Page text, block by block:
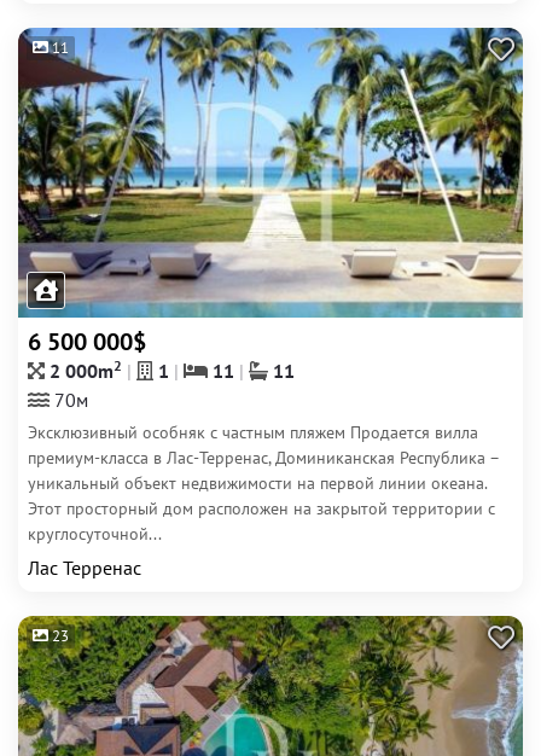
11
6 500 000$
2 000m2 1 11
11
70м
Эксклюзивный особняк с частным пляжем Продается вилла
премиум-класса в Лас-Терренас, Доминиканская Республика –
уникальный объект недвижимости на первой линии океана.
Этот просторный дом расположен на закрытой территории с
круглосуточной...
Лас Терренас
23